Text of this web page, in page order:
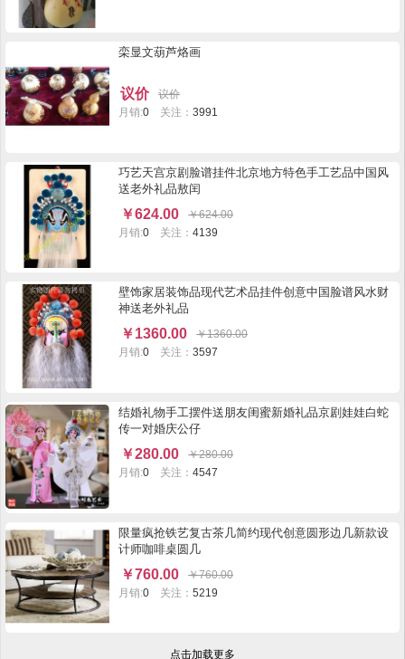
栾显文葫芦烙画
议价
议价
月销:0 关注：3991
巧艺天宫京剧脸谱挂件北京地方特色手工艺品中国风
送老外礼品敖闰
￥624.00 ￥624.00
月销:0 关注：4139
壁饰家居装饰品现代艺术品挂件创意中国脸谱风水财
神送老外礼品
￥1360.00 ￥1360.00
月销:0 关注：3597
结婚礼物手工摆件送朋友闺蜜新婚礼品京剧娃娃白蛇
传一对婚庆公仔
￥280.00 ￥280.00
月销:0 关注：4547
限量疯抢铁艺复古茶几简约现代创意圆形边几新款设
计师咖啡桌圆几
￥760.00 ￥760.00
月销:0 关注：5219
点击加载更多